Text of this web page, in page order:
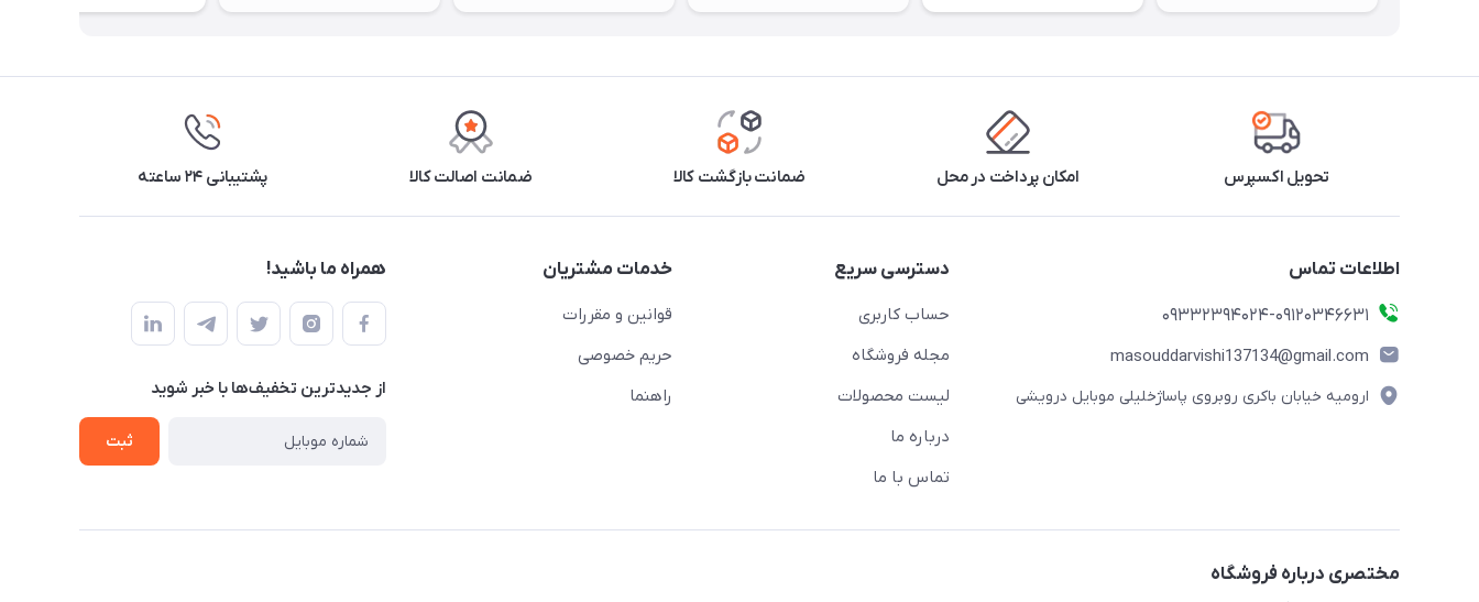
تحویل اکسپرس امکان پرداخت در محل ضمانت بازگشت کالا ضمانت اصالت کالا پشتیبانی ۲۴ ساعته
اطلاعات تماس
09332394024-09120346631
masouddarvishi137134@gmail.com
ارومیه خیابان باکری روبروی پاساژخلیلی موبایل درویشی
دسترسی سریع
حساب کاربری
مجله فروشگاه
لیست محصولات
درباره ما
تماس با ما
خدمات مشتریان
قوانین و مقررات
حریم خصوصی
راهنما
همراه ما باشید!
از جدید‌ترین تخفیف‌ها با‌ خبر شوید
ثبت
مختصری درباره فروشگاه